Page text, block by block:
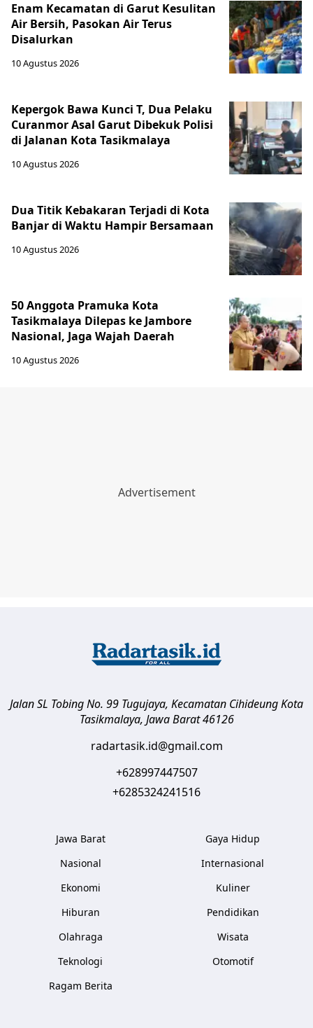
Enam Kecamatan di Garut Kesulitan
Air Bersih, Pasokan Air Terus
Disalurkan
10 Agustus 2026
Kepergok Bawa Kunci T, Dua Pelaku
Curanmor Asal Garut Dibekuk Polisi
di Jalanan Kota Tasikmalaya
10 Agustus 2026
Dua Titik Kebakaran Terjadi di Kota
Banjar di Waktu Hampir Bersamaan
10 Agustus 2026
50 Anggota Pramuka Kota
Tasikmalaya Dilepas ke Jambore
Nasional, Jaga Wajah Daerah
10 Agustus 2026
Jalan SL Tobing No. 99 Tugujaya, Kecamatan CihideungKota
Tasikmalaya, Jawa Barat 46126
radartasik.id@gmail.com
+628997447507
+6285324241516
Jawa Barat
Nasional
Ekonomi
Hiburan
Olahraga
Teknologi
Ragam Berita
Gaya Hidup
Internasional
Kuliner
Pendidikan
Wisata
Otomotif